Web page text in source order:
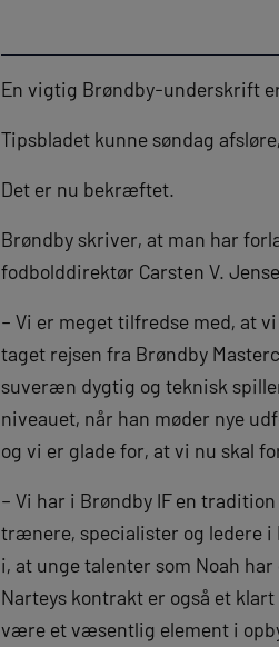
En vigtig Brøndby-underskrift
Tipsbladet kunne søndag
Det er nu bekræftet.
Brøndby skriver, at man har
fodbolddirektør Carsten V.
– Vi er meget tilfredse med, at
taget rejsen fra Brøndby
suveræn dygtig og teknisk
niveauet, når han møder nye
og vi er glade for, at vi nu skal
– Vi har i Brøndby IF en
trænere, specialister og ledere i
i, at unge talenter som Noah
Narteys kontrakt er også et
være et væsentlig element i